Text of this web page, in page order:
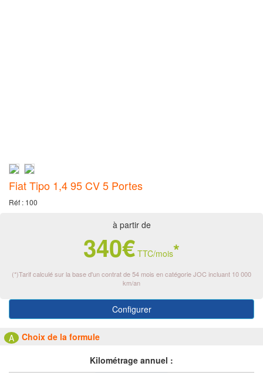
Fiat Tipo 1,4 95 CV 5 Portes
Réf : 100
à partir de
340€ TTC/mois*
(*)Tarif calculé sur la base d'un contrat de 54 mois en catégorie JOC incluant 10 000
km/an
Configurer
A
Choix de la formule
Kilométrage annuel :